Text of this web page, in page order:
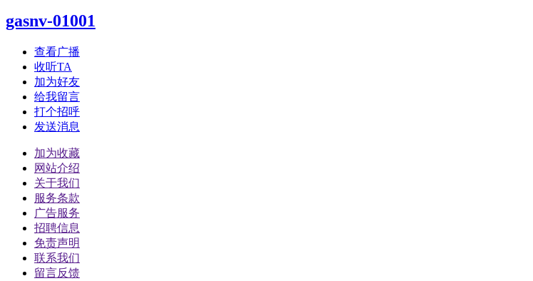
gasnv-01001
查看广播
收听TA
加为好友
给我留言
打个招呼
发送消息
加为收藏
网站介绍
关于我们
服务条款
广告服务
招聘信息
免责声明
联系我们
留言反馈